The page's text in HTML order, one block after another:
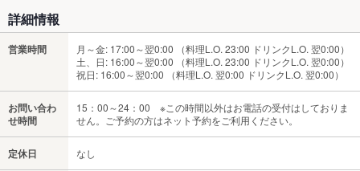
詳細情報
営業時間
月～金: 17:00～翌0:00 （料理L.O. 23:00 ドリンクL.O. 翌0:00）
土、日: 16:00～翌0:00 （料理L.O. 23:00 ドリンクL.O. 翌0:00）
祝日: 16:00～翌0:00 （料理L.O. 翌0:00 ドリンクL.O. 翌0:00）
お問い合わ
せ時間
15：00～24：00 ※この時間以外はお電話の受付はしておりま
せん。ご予約の方はネット予約をご利用ください。
定休日 なし